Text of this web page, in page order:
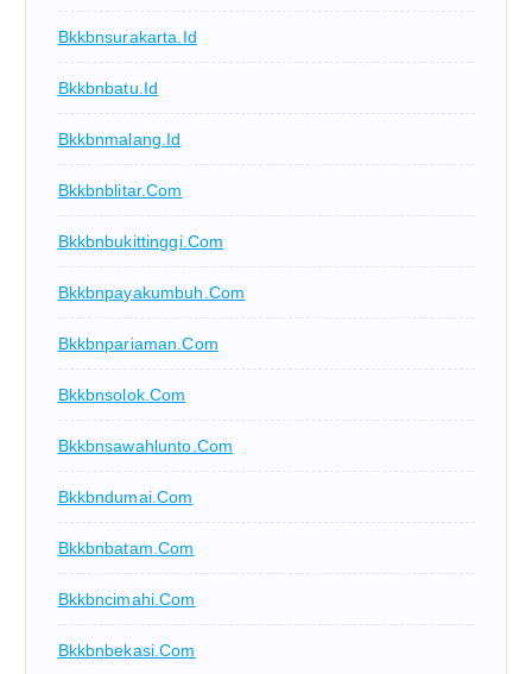
Bkkbnsurakarta.id
Bkkbnbatu.id
Bkkbnmalang.id
Bkkbnblitar.com
Bkkbnbukittinggi.com
Bkkbnpayakumbuh.com
Bkkbnpariaman.com
Bkkbnsolok.com
Bkkbnsawahlunto.com
Bkkbndumai.com
Bkkbnbatam.com
Bkkbncimahi.com
Bkkbnbekasi.com